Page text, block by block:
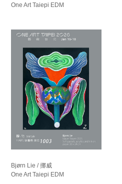
One Art Taiepi EDM
Bjørn Lie / 挪威
One Art Taiepi EDM